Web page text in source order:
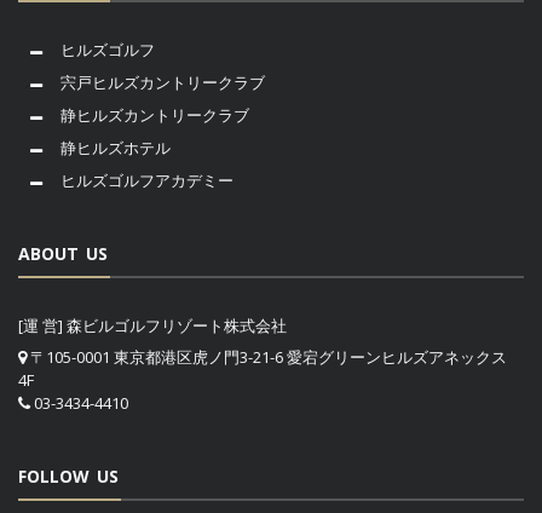
ヒルズゴルフ
宍戸ヒルズカントリークラブ
静ヒルズカントリークラブ
静ヒルズホテル
ヒルズゴルフアカデミー
ABOUT US
[運 営] 森ビルゴルフリゾート株式会社
〒105-0001 東京都港区虎ノ門3-21-6 愛宕グリーンヒルズアネックス
4F
03-3434-4410
FOLLOW US